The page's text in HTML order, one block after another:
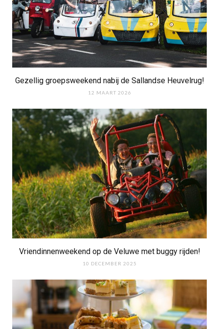
Gezellig groepsweekend nabij de Sallandse Heuvelrug!
12 MAART 2026
Vriendinnenweekend op de Veluwe met buggy rijden!
10 DECEMBER 2025